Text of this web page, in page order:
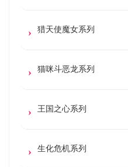
猎天使魔女系列
猫咪斗恶龙系列
王国之心系列
生化危机系列